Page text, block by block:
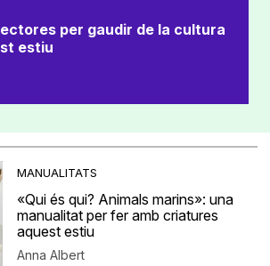
per gaudir de la cultura
estiu
MANUALITATS
«Qui és qui? Animals marins»: una
manualitat per fer amb criatures
aquest estiu
Anna Albert